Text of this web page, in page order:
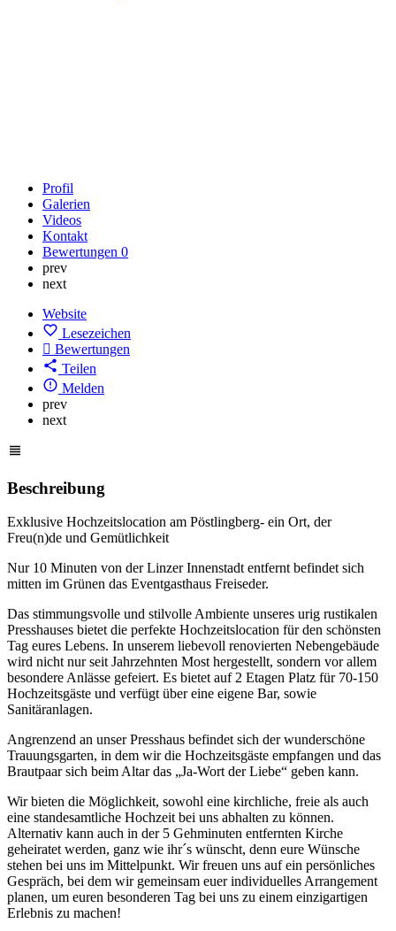
Profil
Galerien
Videos
Kontakt
Bewertungen 0
prev
next
Website
Lesezeichen
Bewertungen
Teilen
Melden
prev
next
Beschreibung
Exklusive Hochzeitslocation am Pöstlingberg- ein Ort, der
Freu(n)de und Gemütlichkeit
Nur 10 Minuten von der Linzer Innenstadt entfernt befindet sich
mitten im Grünen das Eventgasthaus Freiseder.
Das stimmungsvolle und stilvolle Ambiente unseres urig rustikalen
Presshauses bietet die perfekte Hochzeitslocation für den schönsten
Tag eures Lebens. In unserem liebevoll renovierten Nebengebäude
wird nicht nur seit Jahrzehnten Most hergestellt, sondern vor allem
besondere Anlässe gefeiert. Es bietet auf 2 Etagen Platz für 70-150
Hochzeitsgäste und verfügt über eine eigene Bar, sowie
Sanitäranlagen.
Angrenzend an unser Presshaus befindet sich der wunderschöne
Trauungsgarten, in dem wir die Hochzeitsgäste empfangen und das
Brautpaar sich beim Altar das „Ja-Wort der Liebe“ geben kann.
Wir bieten die Möglichkeit, sowohl eine kirchliche, freie als auch
eine standesamtliche Hochzeit bei uns abhalten zu können.
Alternativ kann auch in der 5 Gehminuten entfernten Kirche
geheiratet werden, ganz wie ihr´s wünscht, denn eure Wünsche
stehen bei uns im Mittelpunkt. Wir freuen uns auf ein persönliches
Gespräch, bei dem wir gemeinsam euer individuelles Arrangement
planen, um euren besonderen Tag bei uns zu einem einzigartigen
Erlebnis zu machen!